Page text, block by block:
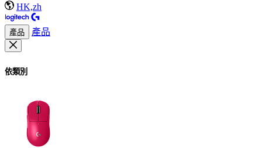
HK,zh
產品 產品
依類別